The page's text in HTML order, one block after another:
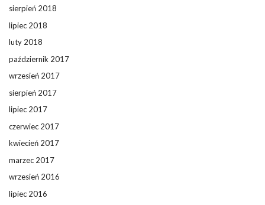
sierpień 2018
lipiec 2018
luty 2018
październik 2017
wrzesień 2017
sierpień 2017
lipiec 2017
czerwiec 2017
kwiecień 2017
marzec 2017
wrzesień 2016
lipiec 2016